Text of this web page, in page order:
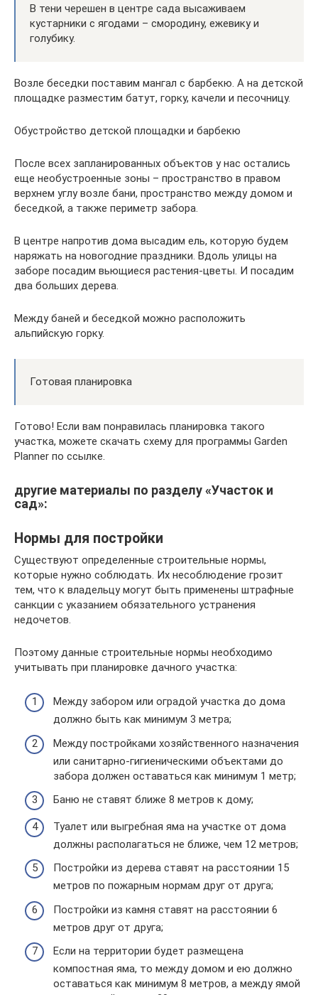
В тени черешен в центре сада высаживаем
кустарники с ягодами – смородину, ежевику и
голубику.
Возле беседки поставим мангал с барбекю. А на детской
площадке разместим батут, горку, качели и песочницу.
Обустройство детской площадки и барбекю
После всех запланированных объектов у нас остались
еще необустроенные зоны – пространство в правом
верхнем углу возле бани, пространство между домом и
беседкой, а также периметр забора.
В центре напротив дома высадим ель, которую будем
наряжать на новогодние праздники. Вдоль улицы на
заборе посадим вьющиеся растения-цветы. И посадим
два больших дерева.
Между баней и беседкой можно расположить
альпийскую горку.
Готовая планировка
Готово! Если вам понравилась планировка такого
участка, можете скачать схему для программы Garden
Planner по ссылке.
другие материалы по разделу «Участок и
сад»:
Нормы для постройки
Существуют определенные строительные нормы,
которые нужно соблюдать. Их несоблюдение грозит
тем, что к владельцу могут быть применены штрафные
санкции с указанием обязательного устранения
недочетов.
Поэтому данные строительные нормы необходимо
учитывать при планировке дачного участка:
Между забором или оградой участка до дома
должно быть как минимум 3 метра;
Между постройками хозяйственного назначения
или санитарно-гигиеническими объектами до
забора должен оставаться как минимум 1 метр;
Баню не ставят ближе 8 метров к дому;
Туалет или выгребная яма на участке от дома
должны располагаться не ближе, чем 12 метров;
Постройки из дерева ставят на расстоянии 15
метров по пожарным нормам друг от друга;
Постройки из камня ставят на расстоянии 6
метров друг от друга;
Если на территории будет размещена
компостная яма, то между домом и ею должно
оставаться как минимум 8 метров, а между ямой